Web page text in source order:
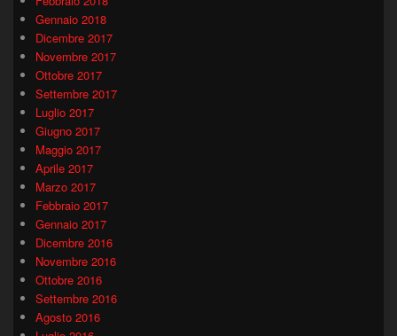
Gennaio 2018
Dicembre 2017
Novembre 2017
Ottobre 2017
Settembre 2017
Luglio 2017
Giugno 2017
Maggio 2017
Aprile 2017
Marzo 2017
Febbraio 2017
Gennaio 2017
Dicembre 2016
Novembre 2016
Ottobre 2016
Settembre 2016
Agosto 2016